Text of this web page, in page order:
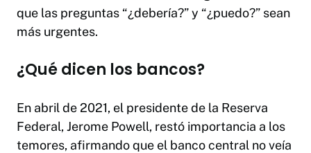
que las preguntas “¿debería?” y “¿puedo?” sean
más urgentes.
¿Qué dicen los bancos?
En abril de 2021, el presidente de la Reserva
Federal, Jerome Powell, restó importancia a los
temores, afirmando que el banco central no veía